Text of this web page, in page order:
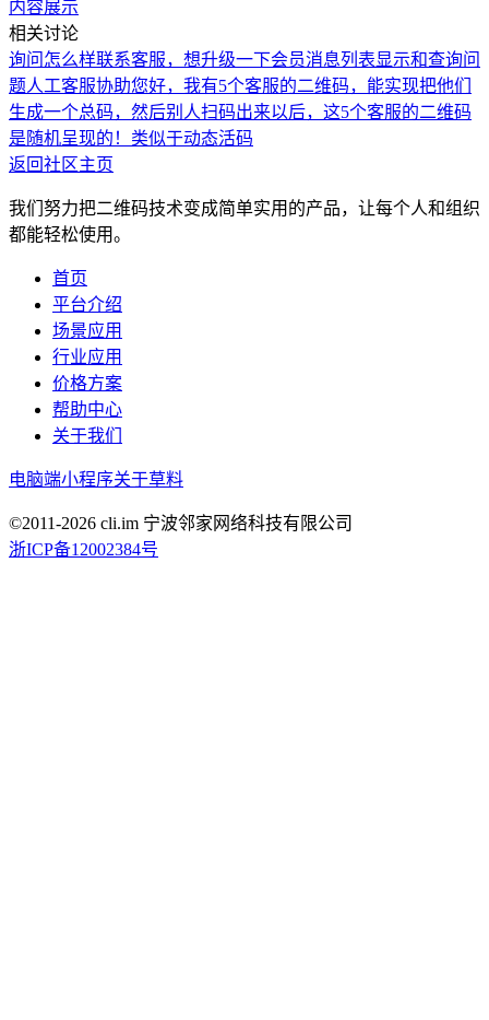
内容展示
相关讨论
询问 怎么样联系客服，想升级一下会员消息列表显示和查询问
题人工客服协助您好，我有5个客服的二维码，能实现把他们
生成一个总码，然后别人扫码出来以后，这5个客服的二维码
是随机呈现的！类似于动态活码
返回社区主页
我们努力把二维码技术变成简单实用的产品，让每个人和组织
都能轻松使用。
首页
平台介绍
场景应用
行业应用
价格方案
帮助中心
关于我们
电脑端小程序关于草料
©2011-2026 cli.im 宁波邻家网络科技有限公司
浙ICP备12002384号